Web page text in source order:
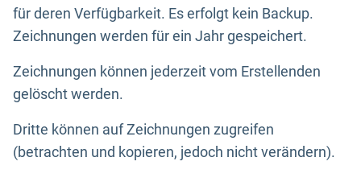
für deren Verfügbarkeit. Es erfolgt kein Backup.
Zeichnungen werden für ein Jahr gespeichert.
Zeichnungen können jederzeit vom Erstellenden
gelöscht werden.
Dritte können auf Zeichnungen zugreifen
(betrachten und kopieren, jedoch nicht verändern).